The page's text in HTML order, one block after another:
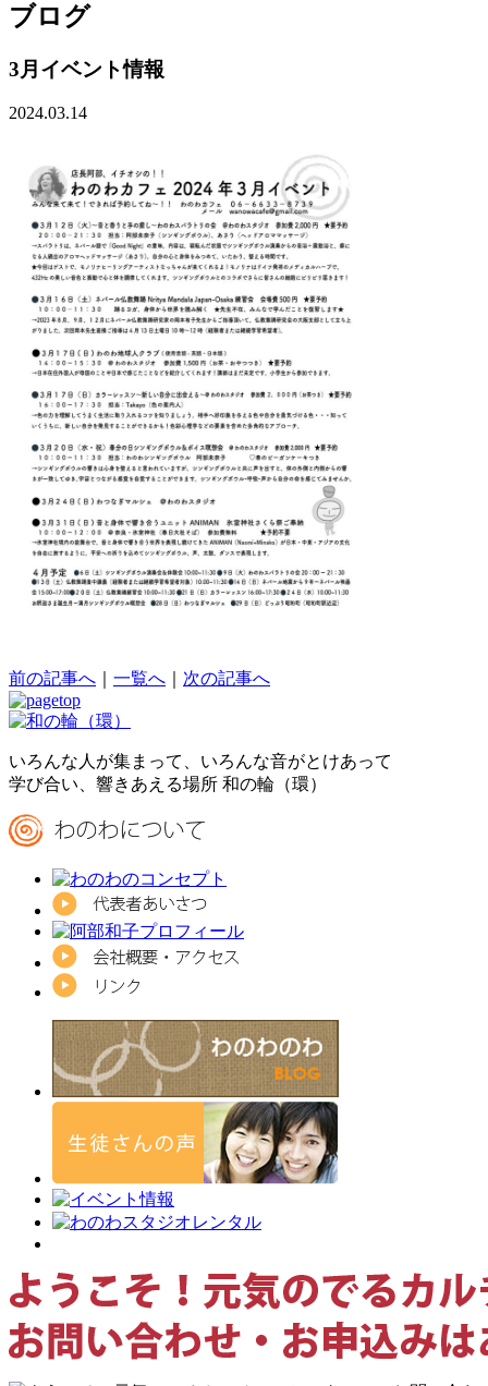
ブログ
3月イベント情報
2024.03.14
前の記事へ 一覧へ 次の記事へ
いろんな人が集まって、いろんな音がとけあって
学び合い、響きあえる場所 和の輪（環）